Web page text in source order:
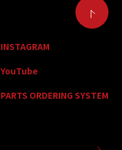
INSTAGRAM
YouTube
PARTS ORDERING SYSTEM